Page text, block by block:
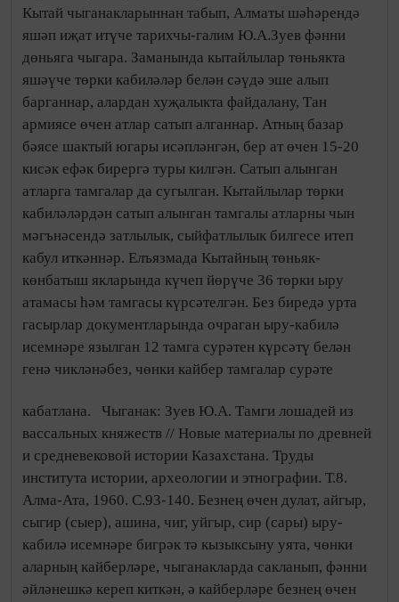
Кытай чыганакларыннан табып, Алматы шәһәрендә
яшәп иҗат итүче тарихчы-галим Ю.А.Зуев фәнни
дөнья­га чыгара. Заманында кытайлылар төньяк­та
яшәүче төрки кабиләләр белән сәүдә эше алып
барганнар, алардан хуҗалыкта файдалану, Тан
армиясе өчен атлар сатып алганнар. Атның базар
бәясе шактый югары исәпләнгән, бер ат өчен 15-20
кисәк ефәк бирергә туры килгән. Сатып алынган
атларга тамгалар да сугылган. Кытайлылар төрки
кабиләләрдән сатып алынган тамгалы атларны чын
мәгънәсендә затлылык, сыйфатлылык билгесе итеп
кабул иткәннәр. Елъязмада Кытайның төньяк-
көнбатыш якларында күчеп йөрүче 36 төрки ыру
атамасы һәм тамгасы күрсәтелгән. Без биредә урта
гасырлар документларында очраган ыру-кабилә
исемнәре язылган 12 тамга сурәтен күрсәтү белән
генә чикләнәбез, чөнки кайбер тамгалар сурәте
кабатлана.
Чыганак: Зуев Ю.А. Тамги лошадей из
вассальных княжеств // Новые материалы по древней
и средневековой истории Казахстана. Труды
института истории, археологии и этнографии. Т.8.
Алма-Ата, 1960. С.93-140. Безнең өчен дулат, айгыр,
сыгир (сыер), ашина, чиг, уйгыр, сир (сары) ыру-
кабилә исемнәре бигрәк тә кызыксыну уята, чөнки
аларның кайберләре, чыганакларда сакланып, фәнни
әйләнешкә кереп киткән, ә кайберләре безнең өчен